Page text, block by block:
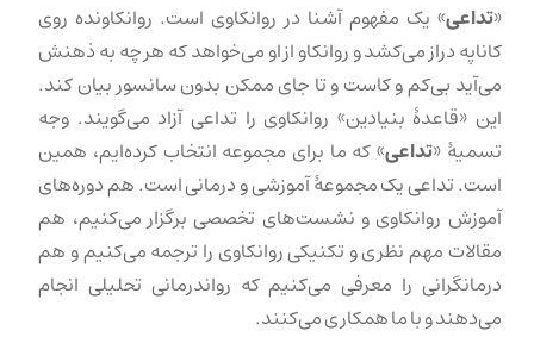
«تداعی» یک مفهوم آشنا در روانکاوی است. روانکاونده روی
کاناپه دراز می‌کشد و روانکاو از او می‌خواهد که هر چه به ذهنش
می‌آید بی‌کم و کاست و تا جای ممکن بدون سانسور بیان کند.
این «قاعدهٔ بنیادین» روانکاوی را تداعی آزاد می‌گویند. وجه
تسمیهٔ «تداعی» که ما برای مجموعه انتخاب کرده‌ایم، همین
است. تداعی یک مجموعهٔ آموزشی و درمانی است. هم دوره‌های
آموزش روانکاوی و نشست‌های تخصصی برگزار می‌کنیم، هم
مقالات مهم نظری و تکنیکی روانکاوی را ترجمه می‌کنیم و هم
درمانگرانی را معرفی می‌کنیم که رواندرمانی تحلیلی انجام
می‌دهند و با ما همکاری می‌کنند.